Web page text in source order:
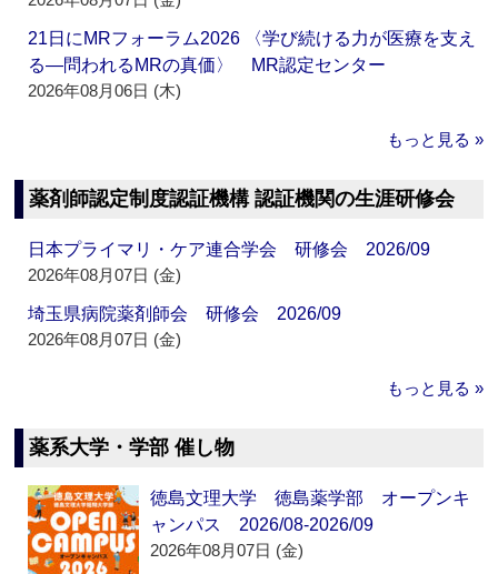
21日にMRフォーラム2026 〈学び続ける力が医療を支え
る―問われるMRの真価〉 MR認定センター
2026年08月06日 (木)
もっと見る »
薬剤師認定制度認証機構 認証機関の生涯研修会
日本プライマリ・ケア連合学会 研修会 2026/09
2026年08月07日 (金)
埼玉県病院薬剤師会 研修会 2026/09
2026年08月07日 (金)
もっと見る »
薬系大学・学部 催し物
徳島文理大学 徳島薬学部 オープンキ
ャンパス 2026/08-2026/09
2026年08月07日 (金)